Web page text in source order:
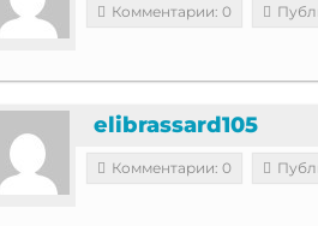
Комментарии: 0
elibrassard105
Комментарии: 0